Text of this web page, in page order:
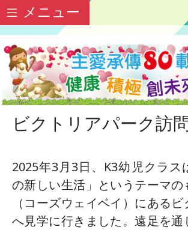
メニュー
ビクトリアパーク訪
2025年3月3日、K3幼児クラス
の新しい生活」というテーマ
（コーズウェイベイ）にある
へ見学に行きました。遠足を通